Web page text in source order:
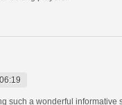
such a wonderful informative